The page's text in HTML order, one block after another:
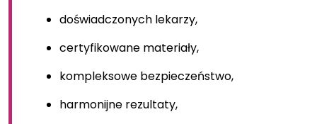
doświadczonych lekarzy,
certyfikowane materiały,
kompleksowe bezpieczeństwo,
harmonijne rezultaty,